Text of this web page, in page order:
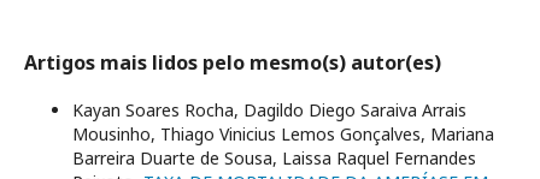
Artigos mais lidos pelo mesmo(s) autor(es)
Kayan Soares Rocha, Dagildo Diego Saraiva Arrais
Mousinho, Thiago Vinicius Lemos Gonçalves, Mariana
Barreira Duarte de Sousa, Laissa Raquel Fernandes